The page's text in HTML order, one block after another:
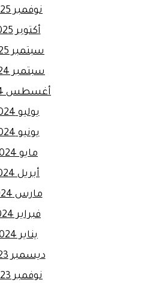
نوفمبر 2025
أكتوبر 2025
سبتمبر 2025
سبتمبر 2024
أغسطس 2024
يوليو 2024
يونيو 2024
مايو 2024
أبريل 2024
مارس 2024
فبراير 2024
يناير 2024
ديسمبر 2023
نوفمبر 2023